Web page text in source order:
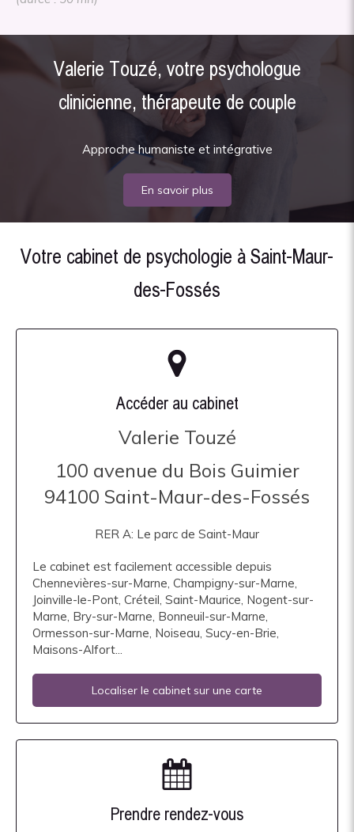
Valerie Touzé, votre psychologue
clinicienne, thérapeute de couple
Approche humaniste et intégrative
En savoir plus
Votre cabinet de psychologie à Saint-Maur-
des-Fossés
Accéder au cabinet
Valerie Touzé
100 avenue du Bois Guimier
94100 Saint-Maur-des-Fossés
RER A: Le parc de Saint-Maur
Le cabinet est facilement accessible depuis
Chennevières-sur-Marne, Champigny-sur-Marne,
Joinville-le-Pont, Créteil, Saint-Maurice, Nogent-sur-
Marne, Bry-sur-Marne, Bonneuil-sur-Marne,
Ormesson-sur-Marne, Noiseau, Sucy-en-Brie,
Maisons-Alfort...
Localiser le cabinet sur une carte
Prendre rendez-vous